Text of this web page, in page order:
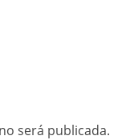
será publicada.